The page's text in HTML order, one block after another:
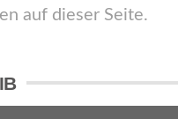
auf dieser Seite.